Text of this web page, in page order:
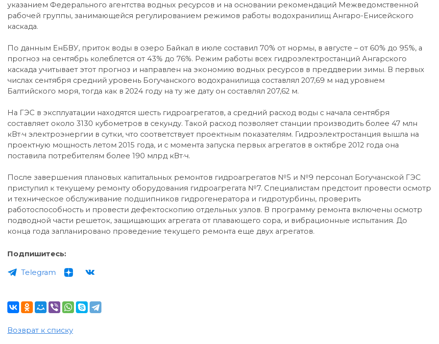
указанием Федерального агентства водных ресурсов и на основании рекомендаций Межведомственной
рабочей группы, занимающейся регулированием режимов работы водохранилищ Ангаро-Енисейского
каскада.
По данным ЕнБВУ, приток воды в озеро Байкал в июле составил 70% от нормы, в августе – от 60% до 95%, а
прогноз на сентябрь колеблется от 43% до 76%. Режим работы всех гидроэлектростанций Ангарского
каскада учитывает этот прогноз и направлен на экономию водных ресурсов в преддверии зимы. В первых
числах сентября средний уровень Богучанского водохранилища составлял 207,69 м над уровнем
Балтийского моря, тогда как в 2024 году на ту же дату он составлял 207,62 м.
На ГЭС в эксплуатации находятся шесть гидроагрегатов, а средний расход воды с начала сентября
составляет около 3130 кубометров в секунду. Такой расход позволяет станции производить более 47 млн
кВт·ч электроэнергии в сутки, что соответствует проектным показателям. Гидроэлектростанция вышла на
проектную мощность летом 2015 года, и с момента запуска первых агрегатов в октябре 2012 года она
поставила потребителям более 190 млрд кВт·ч.
После завершения плановых капитальных ремонтов гидроагрегатов №5 и №9 персонал Богучанской ГЭС
приступил к текущему ремонту оборудования гидроагрегата №7. Специалистам предстоит провести осмотр
и техническое обслуживание подшипников гидрогенератора и гидротурбины, проверить
работоспособность и провести дефектоскопию отдельных узлов. В программу ремонта включены осмотр
подводной части решеток, защищающих агрегата от плавающего сора, и вибрационные испытания. До
конца года запланировано проведение текущего ремонта еще двух агрегатов.
Подпишитесь:
Telegram
Возврат к списку